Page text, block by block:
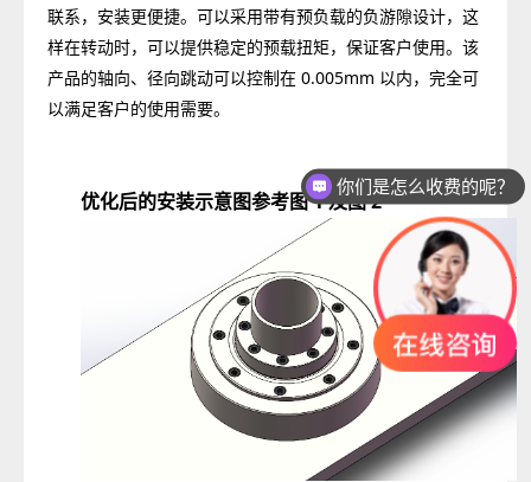
联系，安装更便捷。可以采用带有预负载的负游隙设计，这
样在转动时，可以提供稳定的预载扭矩，保证客户使用。该
产品的轴向、径向跳动可以控制在 0.005mm 以内，完全可
以满足客户的使用需要。
优化后的安装示意图参考图 1 及图 2现在有优惠活动么？